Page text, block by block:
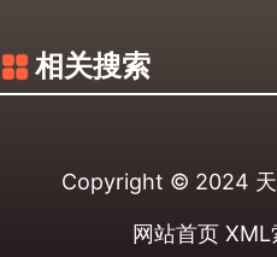
相关搜索
Copyright © 2024
网站首页 XML